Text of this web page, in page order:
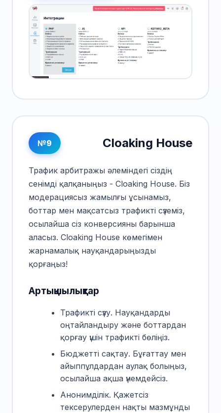
№9 Cloaking House
Трафик арбитражы әлеміндегі сіздің
сенімді қалқаныңыз - Cloaking House. Біз
модерациясыз жамылғы ұсынамыз,
боттар мен мақсатсыз трафикті сүземіз,
осылайша сіз конверсияны барынша
аласыз. Cloaking House көмегімен
жарнамалық науқандарыңызды
қорғаңыз!
Артықшылықтар
Трафикті сүзу. Науқандарды
оңтайландыру және боттардан
қорғау үшін трафикті бөліңіз.
Бюджетті сақтау. Бұғаттау мен
айыппұлдардан аулақ болыңыз,
осылайша ақша үнемдейсіз.
Анонимділік. Қажетсіз
тексерулерден нақты мазмұнды